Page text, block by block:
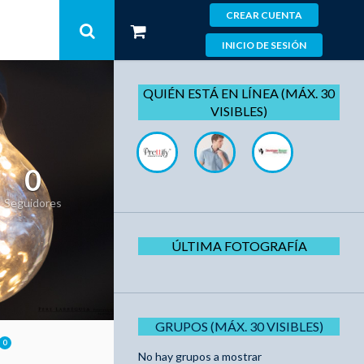
CREAR CUENTA
INICIO DE SESIÓN
0
Seguidores
0
QUIÉN ESTÁ EN LÍNEA (MÁX. 30
VISIBLES)
ÚLTIMA FOTOGRAFÍA
GRUPOS (MÁX. 30 VISIBLES)
No hay grupos a mostrar